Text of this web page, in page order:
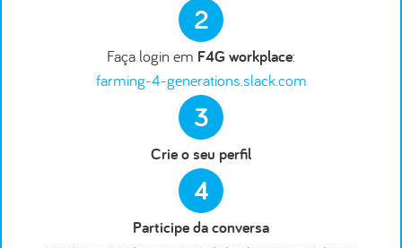
2
Faça login em F4G workplace:
farming-4-generations.slack.com
3
Crie o seu perfil
4
Participe da conversa